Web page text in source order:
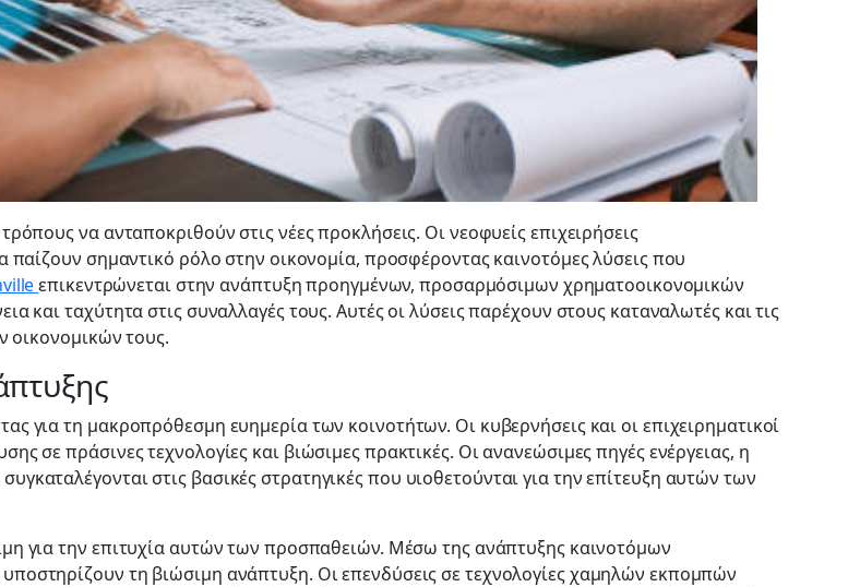
να ανταποκριθούν στις νέες προκλήσεις. Οι νεοφυείς επιχειρήσεις
σημαντικό ρόλο στην οικονομία, προσφέροντας καινοτόμες λύσεις που
επικεντρώνεται στην ανάπτυξη προηγμένων, προσαρμόσιμων χρηματοοικονομικών
και ταχύτητα στις συναλλαγές τους. Αυτές οι λύσεις παρέχουν στους καταναλωτές και τις
οικονομικών τους.
για τη μακροπρόθεσμη ευημερία των κοινοτήτων. Οι κυβερνήσεις και οι επιχειρηματικοί
σε πράσινες τεχνολογίες και βιώσιμες πρακτικές. Οι ανανεώσιμες πηγές ενέργειας, η
στις βασικές στρατηγικές που υιοθετούνται για την επίτευξη αυτών των
για την επιτυχία αυτών των προσπαθειών. Μέσω της ανάπτυξης καινοτόμων
τη βιώσιμη ανάπτυξη. Οι επενδύσεις σε τεχνολογίες χαμηλών εκπομπών